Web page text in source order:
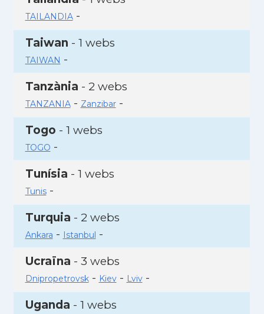
TAILANDIA-
Taiwan - 1 webs
TAIWAN -
Tanzània - 2 webs
TANZANIA- Zanzibar-
Togo - 1 webs
TOGO -
Tunísia - 1 webs
Tunis-
Turquia - 2 webs
Ankara - Istanbul -
Ucraïna - 3 webs
Dnipropetrovsk- Kiev- Lviv-
Uganda - 1 webs